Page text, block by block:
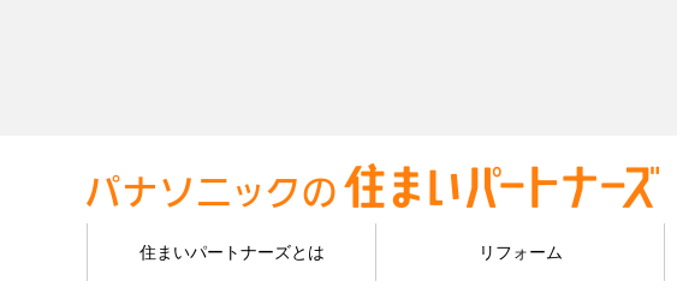
住まいパートナーズとは リフォーム